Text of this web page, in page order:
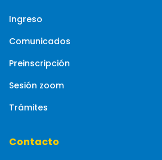
Ingreso
Comunicados
Preinscripción
Sesión zoom
Trámites
Contacto